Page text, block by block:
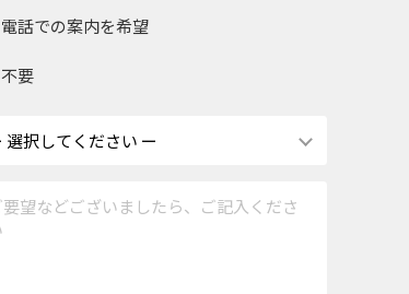
電話での案内を希望
不要